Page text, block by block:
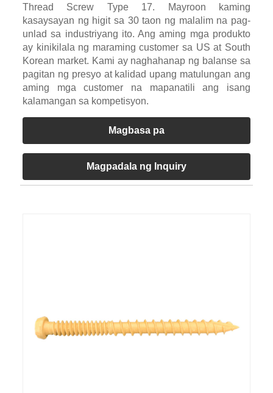
Thread Screw Type 17. Mayroon kaming
kasaysayan ng higit sa 30 taon ng malalim na pag-
unlad sa industriyang ito. Ang aming mga produkto
ay kinikilala ng maraming customer sa US at South
Korean market. Kami ay naghahanap ng balanse sa
pagitan ng presyo at kalidad upang matulungan ang
aming mga customer na mapanatili ang isang
kalamangan sa kompetisyon.
Magbasa pa
Magpadala ng Inquiry